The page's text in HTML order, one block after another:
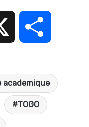
r
academique
TOGO